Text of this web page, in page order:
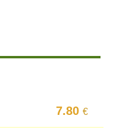
7.80€